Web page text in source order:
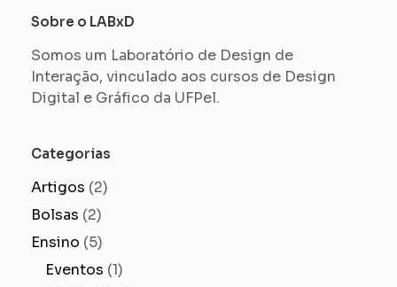
Sobre o LABxD
Somos um Laboratório de Design de
Interação, vinculado aos cursos de Design
Digital e Gráfico da UFPel.
Categorias
Artigos (2)
Bolsas (2)
Ensino (5)
Eventos (1)